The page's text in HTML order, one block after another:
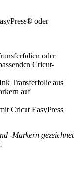
oder
oder
Cricut-
Transferfolie aus
auf
Cricut EasyPress
-Markern gezeichnet